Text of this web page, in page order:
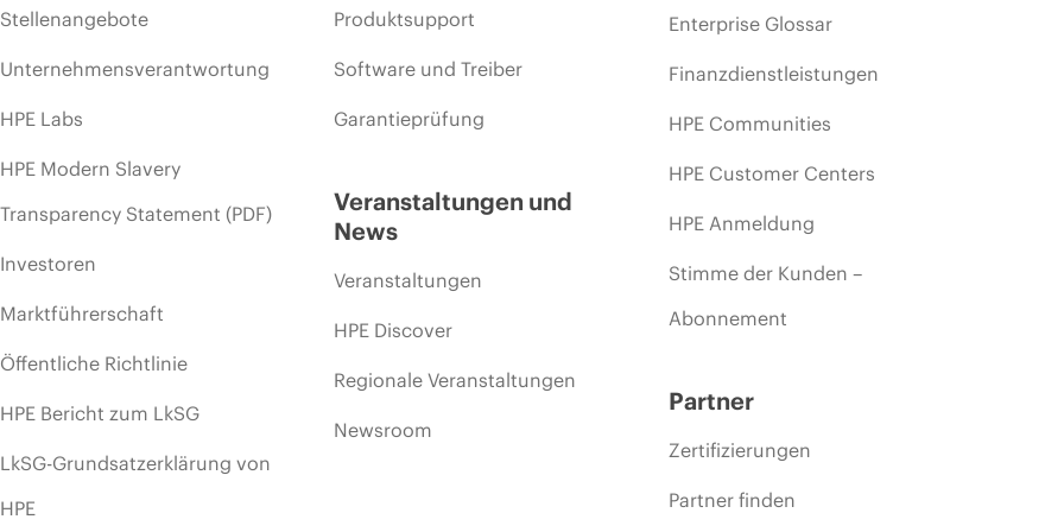
Stellenangebote
Unternehmensverantwortung
HPE Labs
HPE Modern Slavery
Transparency Statement (PDF)
Investoren
Marktführerschaft
Öffentliche Richtlinie
HPE Bericht zum LkSG
LkSG-Grundsatzerklärung von
HPE
Produktsupport
Software und Treiber
Garantieprüfung
Veranstaltungen und
News
Veranstaltungen
HPE Discover
Regionale Veranstaltungen
Newsroom
Enterprise Glossar
Finanzdienstleistungen
HPE Communities
HPE Customer Centers
HPE Anmeldung
Stimme der Kunden –
Abonnement
Partner
Zertifizierungen
Partner finden